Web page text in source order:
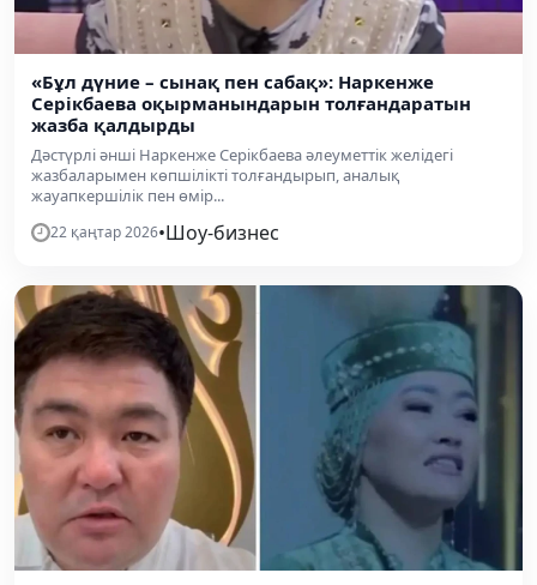
«Бұл дүние – сынақ пен сабақ»: Наркенже
Серікбаева оқырманындарын толғандаратын
жазба қалдырды
Дәстүрлі әнші Наркенже Серікбаева әлеуметтік желідегі
жазбаларымен көпшілікті толғандырып, аналық
жауапкершілік пен өмір...
22 қаңтар 2026•Шоу-бизнес